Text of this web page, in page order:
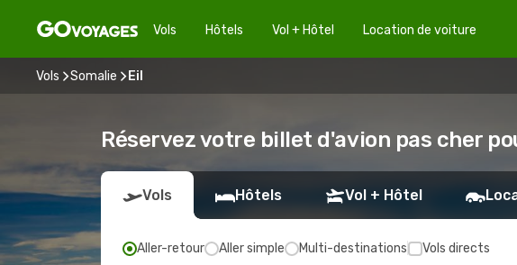
Vols Hôtels Vol + Hôtel Location de voiture
Vols Somalie Eil
Réservez votre billet d'avion pas cher
Vols Hôtels Vol + Hôtel
Aller-retour Aller simple Multi-destinations Vols directs